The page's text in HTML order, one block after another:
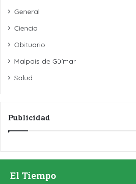
General
Ciencia
Obituario
Malpaís de Güímar
Salud
Publicidad
El Tiempo